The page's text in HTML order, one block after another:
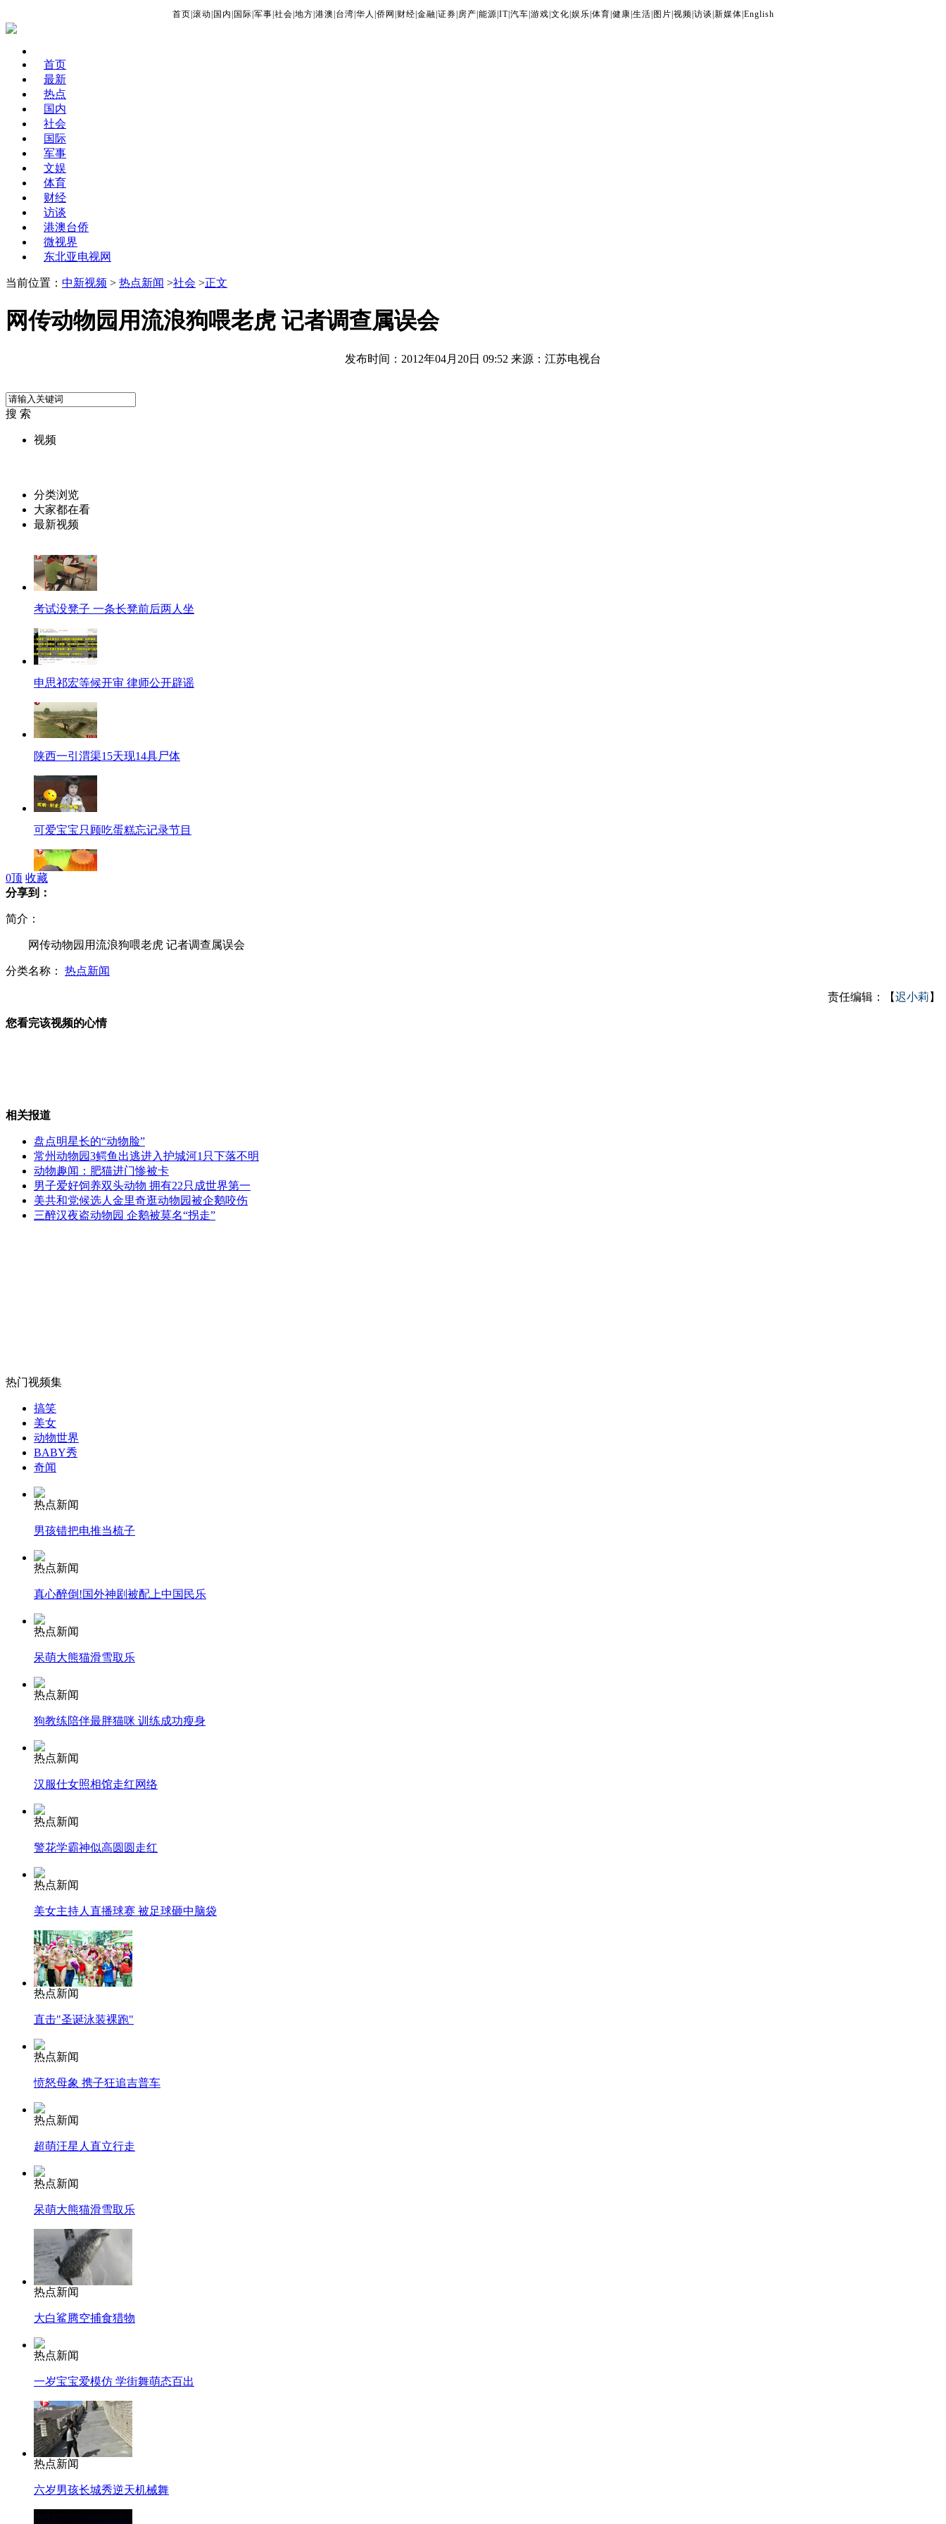
首页 滚动 国内 国际 军事 社会 地方 港澳 台湾 华人 侨网 财经 金融 证券 房产 能源 IT| 汽车 游戏 文化 娱乐 体育 健康 生活 图片 视频 访谈 新媒体 English
首页
最新
热点
国内
社会
国际
军事
文娱
体育
财经
访谈
港澳台侨
微视界
东北亚电视网
当前位置： 中新视频 > 热点新闻 >社会 >正文
网传动物园用流浪狗喂老虎 记者调查属误会
发布时间：2012年04月20日 09:52 来源：江苏电视台
搜 索
视频
分类浏览
大家都在看
最新视频
考试没凳子 一条长凳前后两人坐
申思祁宏等候开审 律师公开辟谣
陕西一引渭渠15天现14具尸体
可爱宝宝只顾吃蛋糕忘记录节目
网传动物园用流浪狗喂老虎被证假
学生春游大巴驾驶员竟是酒驾
监控实拍南京俩团伙当街持刀互殴
无痛分娩是否安全 医生回应
外交部：反对强权政治霸凌主义
外交部：有关国家言论片面不公正
安徽一实载49人客车翻车
走！跟着总书记去植树
消防员救轻生者
纽约上演“枕头大战”
司机酒驾遇交警 急速倒车逃窜
0顶 收藏
分享到：
简介：
网传动物园用流浪狗喂老虎 记者调查属误会
分类名称： 热点新闻
责任编辑：【迟小莉 】
您看完该视频的心情
相关报道
盘点明星长的“动物脸”
常州动物园3鳄鱼出逃进入护城河1只下落不明
动物趣闻：肥猫进门惨被卡
男子爱好饲养双头动物 拥有22只成世界第一
美共和党候选人金里奇逛动物园被企鹅咬伤
三醉汉夜盗动物园 企鹅被莫名“拐走”
热门视频集
搞笑
美女
动物世界
BABY秀
奇闻
热点新闻
男孩错把电推当梳子
热点新闻
真心醉倒!国外神剧被配上中国民乐
热点新闻
呆萌大熊猫滑雪取乐
热点新闻
狗教练陪伴最胖猫咪 训练成功瘦身
热点新闻
汉服仕女照相馆走红网络
热点新闻
警花学霸神似高圆圆走红
热点新闻
美女主持人直播球赛 被足球砸中脑袋
热点新闻
直击"圣诞泳装裸跑"
热点新闻
愤怒母象 携子狂追吉普车
热点新闻
超萌汪星人直立行走
热点新闻
呆萌大熊猫滑雪取乐
热点新闻
大白鲨腾空捕食猎物
热点新闻
一岁宝宝爱模仿 学街舞萌态百出
热点新闻
六岁男孩长城秀逆天机械舞